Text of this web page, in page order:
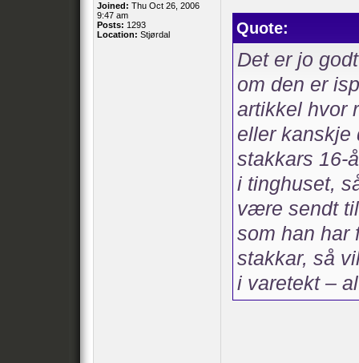
Joined: Thu Oct 26, 2006
9:47 am
Posts: 1293
Location: Stjørdal Quote:
Det er jo
om den er
artikkel hvor
eller kanskje
stakkars 16-
i tinghuset,
være sendt
som han har
stakkar, så
i varetekt –